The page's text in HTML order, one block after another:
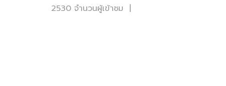
2530 จำนวนผู้เข้าชม |